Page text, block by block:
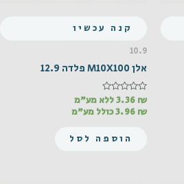
קנה עכשיו
10.9
אלן M10X100 פלדה 12.9
דורג
מתוך
3.36 ₪
ללא מע"מ
3.96 ₪ כולל מע"מ
הוספה לסל